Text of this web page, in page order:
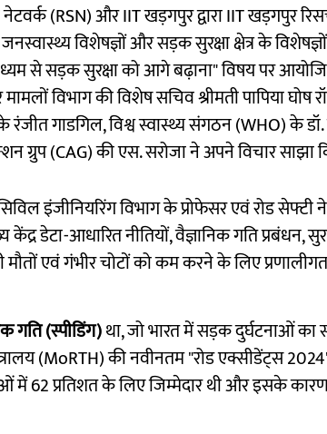
(RSN) और IIT खड़गपुर द्वारा IIT खड़गपुर
विशेषज्ञों और सड़क सुरक्षा क्षेत्र के
से सड़क सुरक्षा को आगे बढ़ाना" विषय पर
विभाग की विशेष सचिव श्रीमती पापिया घोष
गाडगिल, विश्व स्वास्थ्य संगठन (WHO) के
ग्रुप (CAG) की एस. सरोजा ने अपने विचार साझा
इंजीनियरिंग विभाग के प्रोफेसर एवं रोड सेफ्टी
केंद्र डेटा-आधारित नीतियों, वैज्ञानिक गति प्रबंधन,
एवं गंभीर चोटों को कम करने के लिए
गति (स्पीडिंग)था, जो भारत में सड़क दुर्घटनाओं
(MoRTH) की नवीनतम "रोड एक्सीडेंट्स
में 62 प्रतिशत के लिए जिम्मेदार थी और इसके